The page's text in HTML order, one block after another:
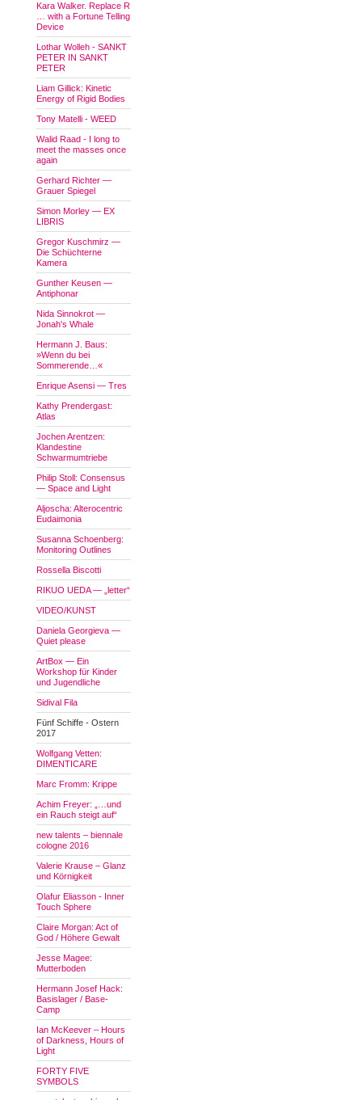
Kara Walker. Replace R
… with a Fortune Telling
Device
Lothar Wolleh - SANKT
PETER IN SANKT
PETER
Liam Gillick: Kinetic
Energy of Rigid Bodies
Tony Matelli - WEED
Walid Raad - I long to
meet the masses once
again
Gerhard Richter —
Grauer Spiegel
Simon Morley — EX
LIBRIS
Gregor Kuschmirz —
Die Schüchterne
Kamera
Gunther Keusen —
Antiphonar
Nida Sinnokrot —
Jonah's Whale
Hermann J. Baus:
»Wenn du bei
Sommerende…«
Enrique Asensi — Tres
Kathy Prendergast:
Atlas
Jochen Arentzen:
Klandestine
Schwarmumtriebe
Philip Stoll: Consensus
— Space and Light
Aljoscha: Alterocentric
Eudaimonia
Susanna Schoenberg:
Monitoring Outlines
Rossella Biscotti
RIKUO UEDA — „letter“
VIDEO/KUNST
Daniela Georgieva —
Quiet please
ArtBox — Ein
Workshop für Kinder
und Jugendliche
Sidival Fila
Fünf Schiffe - Ostern
2017
Wolfgang Vetten:
DIMENTICARE
Marc Fromm: Krippe
Achim Freyer: „…und
ein Rauch steigt auf“
new talents – biennale
cologne 2016
Valerie Krause – Glanz
und Körnigkeit
Olafur Eliasson - Inner
Touch Sphere
Claire Morgan: Act of
God / Höhere Gewalt
Jesse Magee:
Mutterboden
Hermann Josef Hack:
Basislager / Base-
Camp
Ian McKeever – Hours
of Darkness, Hours of
Light
FORTY FIVE
SYMBOLS